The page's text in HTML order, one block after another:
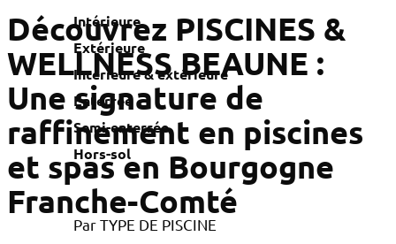
Intérieure
Extérieure
Intérieure & extérieure
Enterrée
Semi-enterrée
Hors-sol
Par TYPE DE PISCINE
Découvrez PISCINES &
WELLNESS BEAUNE :
Une signature de
raffinement en piscines
et spas en Bourgogne
Franche-Comté